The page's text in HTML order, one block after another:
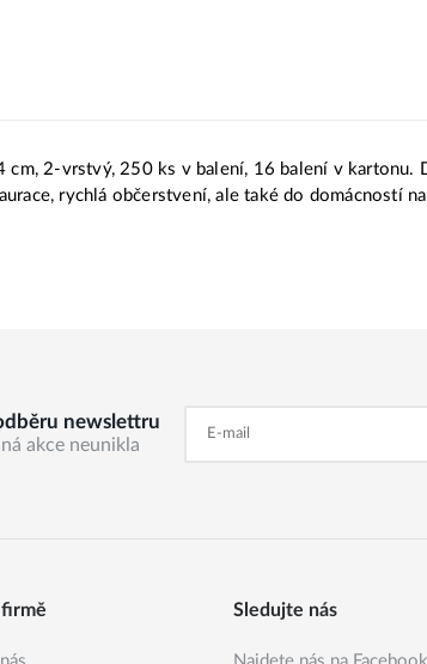
2-vrstvý, 250 ks v balení, 16 balení v kartonu.
rychlá občerstvení, ale také do domácností
newslettru
akce neunikla
Sledujte nás